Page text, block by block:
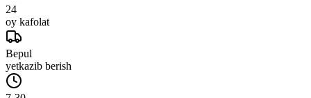
24
oy kafolat
Bepul
yetkazib berish